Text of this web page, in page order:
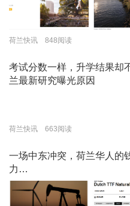
荷兰快讯 848阅读
考试分数一样，升学结果却
兰最新研究曝光原因
荷兰快讯 663阅读
一场中东冲突，荷兰华人的
力…